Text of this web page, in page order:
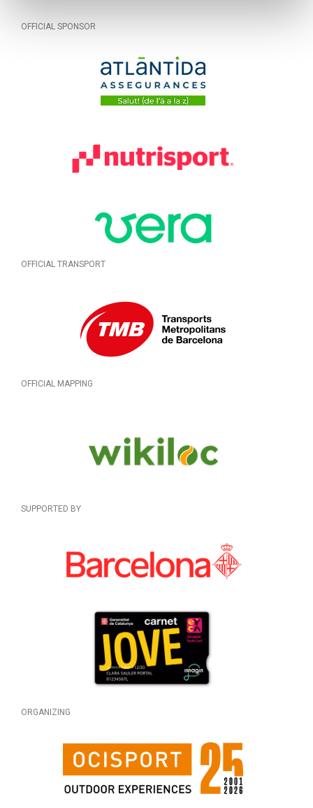
OFFICIAL SPONSOR
OFFICIAL TRANSPORT
OFFICIAL MAPPING
SUPPORTED BY
ORGANIZING